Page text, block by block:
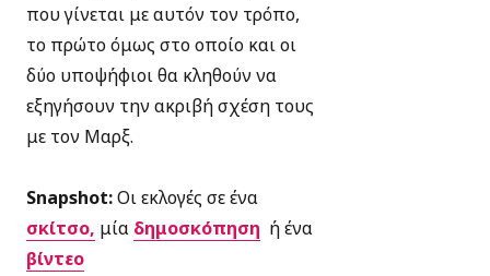
που γίνεται με αυτόν τον τρόπο,
το πρώτο όμως στο οποίο και οι
δύο υποψήφιοι θα κληθούν να
εξηγήσουν την ακριβή σχέση τους
με τον Μαρξ.
Snapshot:Οι εκλογές σε ένα
σκίτσο, μία δημοσκόπηση ή ένα
βίντεο